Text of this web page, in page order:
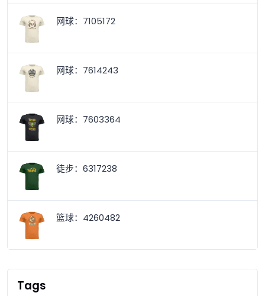
网球：7105172
网球：7614243
网球：7603364
徒步：6317238
篮球：4260482
Tags